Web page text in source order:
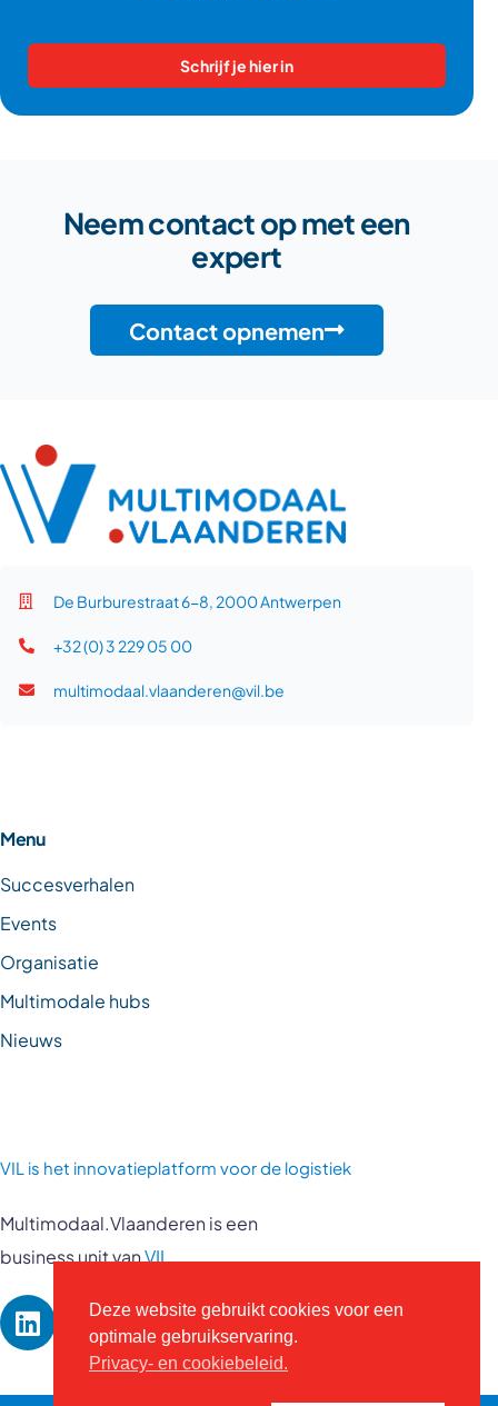
Schrijf je hier in
Neem contact op met een
expert
Contact opnemen
De Burburestraat 6-8, 2000 Antwerpen
+32 (0) 3 229 05 00
multimodaal.vlaanderen@vil.be
Menu
Succesverhalen
Events
Organisatie
Multimodale hubs
Nieuws
VIL is het innovatieplatform voor de logistiek
Multimodaal.Vlaanderen is een
business unit vanVIL
Deze website gebruikt cookies voor een
optimale gebruikservaring.
Privacy- en cookiebeleid.